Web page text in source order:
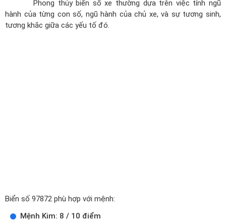
Phong thủy biển số xe thường dựa trên việc tính ngũ
hành của từng con số, ngũ hành của chủ xe, và sự tương sinh,
tương khắc giữa các yếu tố đó.
Biển số 97872 phù hợp với mệnh:
Mệnh Kim: 8 / 10 điểm